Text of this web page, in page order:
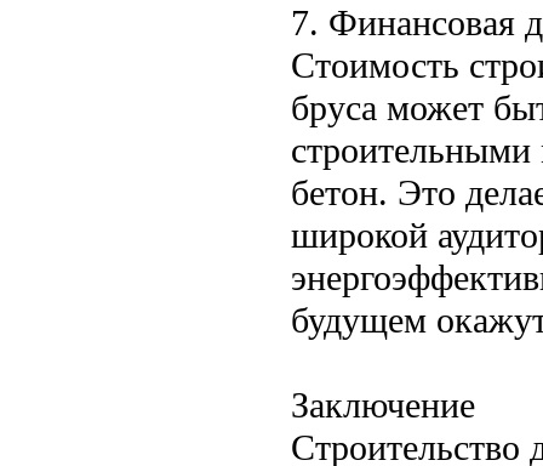
7. Финансовая
Стоимость
бруса может
бетон. Это
широкой
будущем
Заключение
Строительство